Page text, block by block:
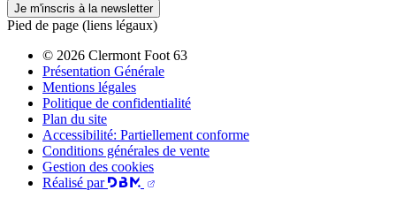
Je m'inscris à la newsletter
Pied de page (liens légaux)
© 2026 Clermont Foot 63
Présentation Générale
Mentions légales
Politique de confidentialité
Plan du site
Accessibilité: Partiellement conforme
Conditions générales de vente
Gestion des cookies
Réalisé par